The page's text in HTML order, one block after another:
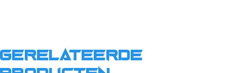
Gerelateerde